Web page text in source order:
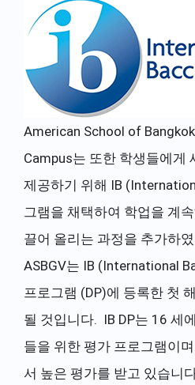
American School of
Campus는 또한 학생들에게
제공하기 위해 IB
그램을 채택하여 학업을 계
끌어 올리는 과정을 추가하
ASBGV는 IB (International
프로그램 (DP)에 등록한 첫
될 것입니다. IB DP는 16 세
들을 위한 평가 프로그램이
서 높은 평가를 받고 있습니